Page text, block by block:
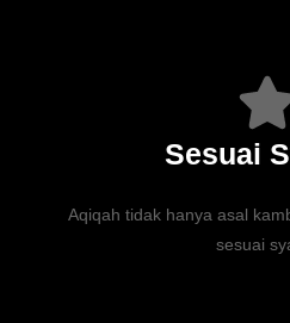
Sesuai
Aqiqah tidak hanya asal
sesuai